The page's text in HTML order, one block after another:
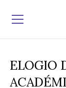
ELOGIO